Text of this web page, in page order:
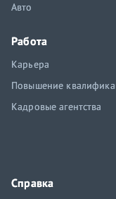
Авто
Работа
Карьера
Повышение
Кадровые агентства
Справка